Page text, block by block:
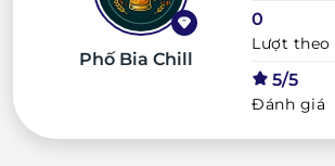
Phố Bia Chill
0
Lượt theo
5/5
Đánh giá